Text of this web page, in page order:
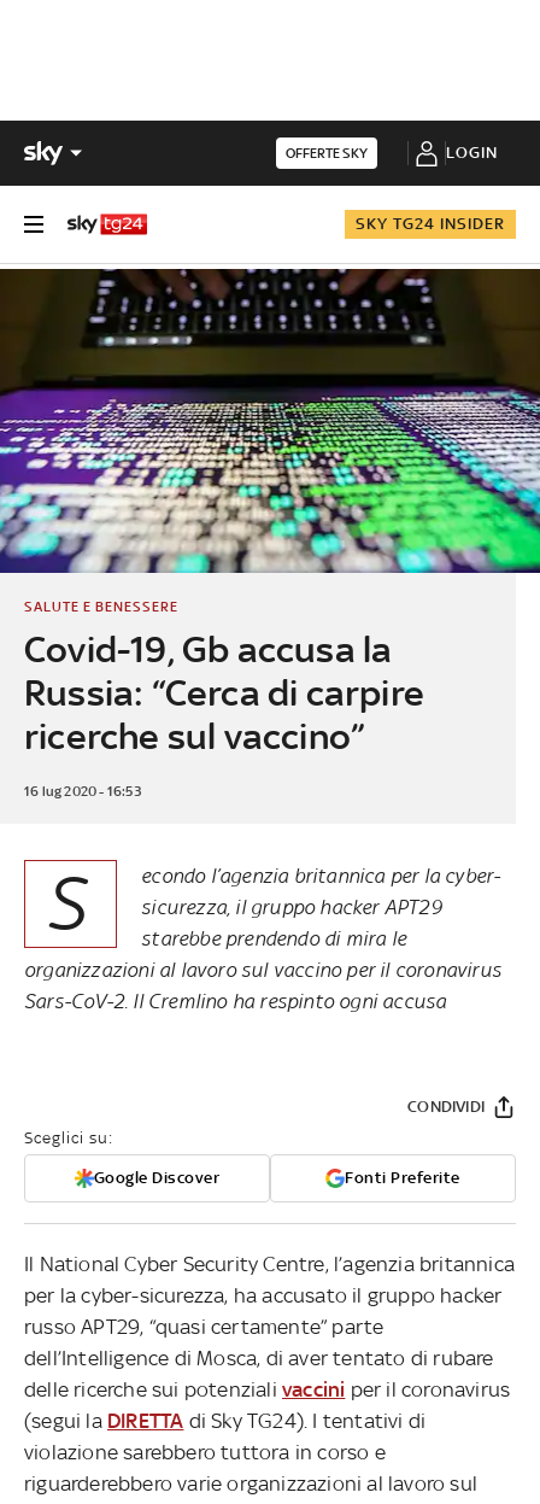
OFFERTE SKY LOGIN
SKY TG24 INSIDER
Covid-19, Gb accusa la
Russia: “Cerca di carpire
ricerche sul vaccino”
SALUTE E BENESSERE
16 lug 2020 - 16:53
S
econdo l’agenzia britannica per la cyber-
sicurezza, il gruppo hacker APT29
starebbe prendendo di mira le
organizzazioni al lavoro sul vaccino per il coronavirus
Sars-CoV-2. Il Cremlino ha respinto ogni accusa
Sceglici su:
Google Discover Fonti Preferite
CONDIVIDI
Il National Cyber Security Centre, l’agenzia britannica
per la cyber-sicurezza, ha accusato il gruppo hacker
russo APT29, “quasi certamente” parte
dell’Intelligence di Mosca, di aver tentato di rubare
delle ricerche sui potenziali vaccini per il coronavirus
(segui la DIRETTA di Sky TG24). I tentativi di
violazione sarebbero tuttora in corso e
riguarderebbero varie organizzazioni al lavoro sul